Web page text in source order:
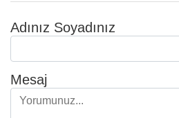
Adınız Soyadınız
Mesaj